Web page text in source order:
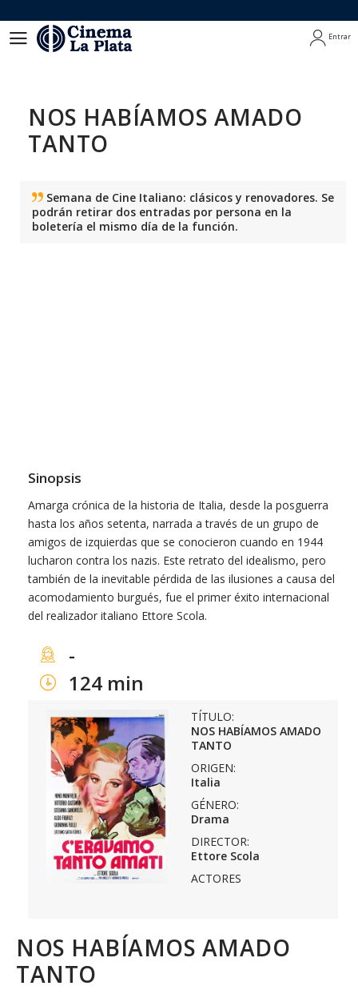
Entrar
NOS HABÍAMOS AMADO
TANTO
Semana de Cine Italiano: clásicos y renovadores. Se
podrán retirar dos entradas por persona en la
boletería el mismo día de la función.
Sinopsis
Amarga crónica de la historia de Italia, desde la posguerra
hasta los años setenta, narrada a través de un grupo de
amigos de izquierdas que se conocieron cuando en 1944
lucharon contra los nazis. Este retrato del idealismo, pero
también de la inevitable pérdida de las ilusiones a causa del
acomodamiento burgués, fue el primer éxito internacional
del realizador italiano Ettore Scola.
-
124 min
TÍTULO:
NOS HABÍAMOS AMADO
TANTO
ORIGEN:
Italia
GÉNERO:
Drama
DIRECTOR:
Ettore Scola
ACTORES
NOS HABÍAMOS AMADO
TANTO